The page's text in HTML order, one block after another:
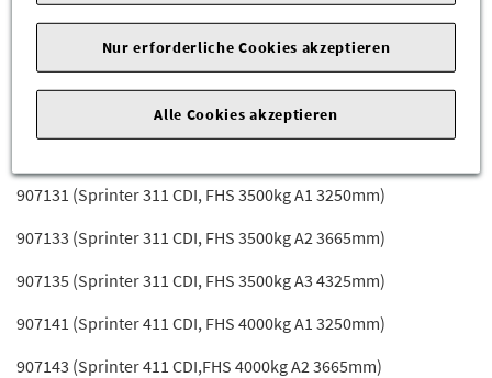
Zum Beispiel passend (kann Ausstattung- oder
907131 (Sprinter 311 CDI, FHS 3500kg A1 3250mm)
907133 (Sprinter 311 CDI, FHS 3500kg A2 3665mm)
907135 (Sprinter 311 CDI, FHS 3500kg A3 4325mm)
907141 (Sprinter 411 CDI, FHS 4000kg A1 3250mm)
907143 (Sprinter 411 CDI,FHS 4000kg A2 3665mm)
Nur erforderliche Cookies akzeptieren
Alle Cookies akzeptieren